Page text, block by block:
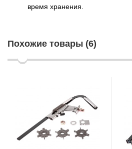
время хранения.
Похожие товары (6)